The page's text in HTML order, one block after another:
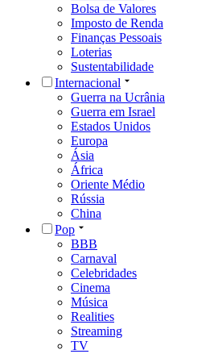
Bolsa de Valores
Imposto de Renda
Finanças Pessoais
Loterias
Sustentabilidade
Internacional
Guerra na Ucrânia
Guerra em Israel
Estados Unidos
Europa
Ásia
África
Oriente Médio
Rússia
China
Pop
BBB
Carnaval
Celebridades
Cinema
Música
Realities
Streaming
TV